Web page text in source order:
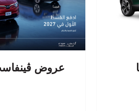
عروض